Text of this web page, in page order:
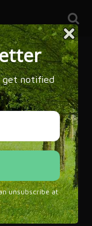
* 16 – 25 Octubre,